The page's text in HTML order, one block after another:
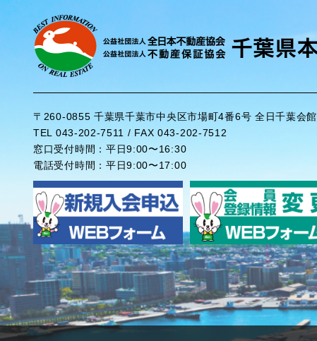
〒260-0855 千葉県千葉市中央区市場町4番6号 全日千葉会館
TEL 043-202-7511 / FAX 043-202-7512
窓口受付時間：平日9:00〜16:30
電話受付時間：平日9:00〜17:00